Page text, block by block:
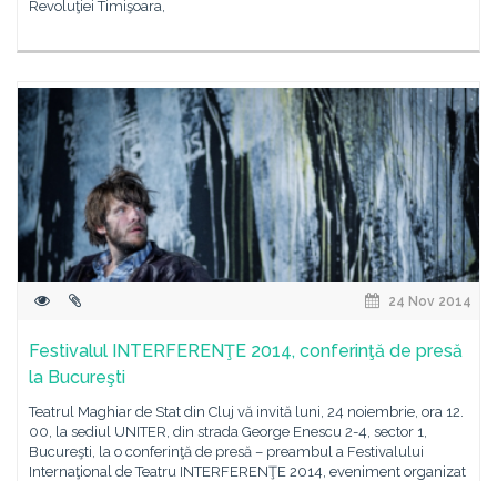
Revoluţiei Timişoara,
24 Nov 2014
Festivalul INTERFERENŢE 2014, conferinţă de presă
la Bucureşti
Teatrul Maghiar de Stat din Cluj vă invită luni, 24 noiembrie, ora 12.
00, la sediul UNITER, din strada George Enescu 2-4, sector 1,
Bucureşti, la o conferinţă de presă – preambul a Festivalului
Internaţional de Teatru INTERFERENŢE 2014, eveniment organizat